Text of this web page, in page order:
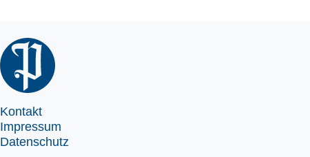
Kontakt
Impressum
Datenschutz